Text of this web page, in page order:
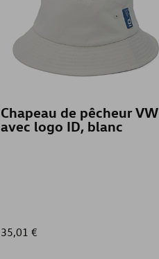
Chapeau de pêcheur VW
avec logo ID, blanc
35,01 €